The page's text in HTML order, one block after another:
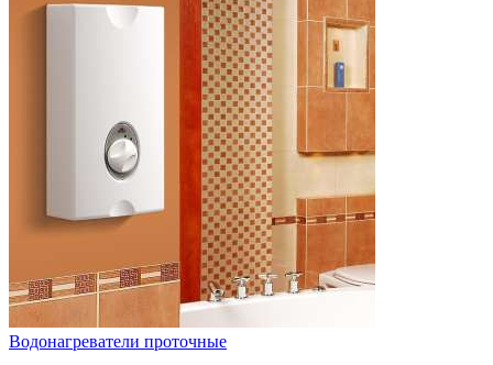
Водонагреватели проточные